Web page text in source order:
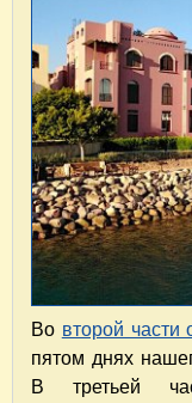
Во второй части
пятом днях
В третьей